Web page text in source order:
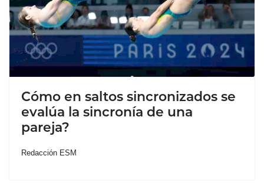
Cómo en saltos sincronizados se
evalúa la sincronía de una
pareja?
Redacción ESM